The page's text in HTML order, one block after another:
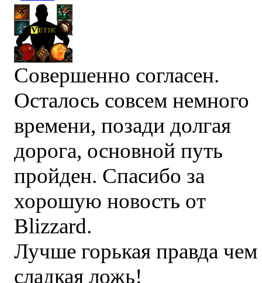
Совершенно согласен.
Осталось совсем немного
времени, позади долгая
дорога, основной путь
пройден. Спасибо за
хорошую новость от
Blizzard.
Лучше горькая правда чем
сладкая ложь!